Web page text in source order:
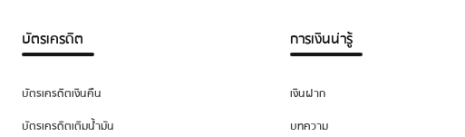
บัตรเครดิต
บัตรเครดิตเงินคืน
บัตรเครดิตเติมน้ำมัน
การเงินน่ารู้
เงินฝาก
บทความ